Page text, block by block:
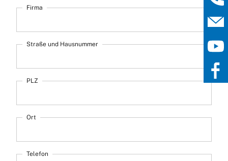
Firma
Straße und Hausnummer
PLZ
Ort
Telefon